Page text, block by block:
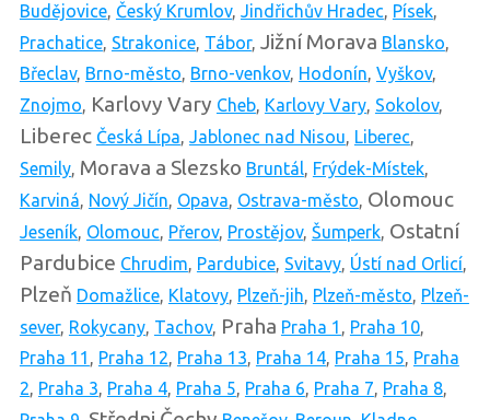
Budějovice, Český Krumlov, Jindřichův Hradec, Písek,
Prachatice, Strakonice, Tábor, Jižní Morava Blansko,
Břeclav, Brno-město, Brno-venkov, Hodonín, Vyškov,
Znojmo, Karlovy Vary Cheb, Karlovy Vary, Sokolov,
Liberec Česká Lípa, Jablonec nad Nisou, Liberec,
Semily, Morava a Slezsko Bruntál, Frýdek-Místek,
Karviná, Nový Jičín, Opava, Ostrava-město, Olomouc
Jeseník, Olomouc, Přerov, Prostějov, Šumperk, Ostatní
Pardubice Chrudim, Pardubice, Svitavy, Ústí nad Orlicí,
Plzeň Domažlice, Klatovy, Plzeň-jih, Plzeň-město, Plzeň-
sever, Rokycany, Tachov, Praha Praha 1 , Praha 10,
Praha 11 , Praha 12, Praha 13, Praha 14, Praha 15, Praha
2, Praha 3, Praha 4, Praha 5, Praha 6, Praha 7, Praha 8,